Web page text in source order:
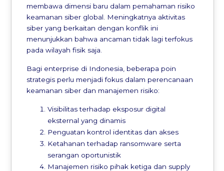
membawa dimensi baru dalam pemahaman risiko
keamanan siber global. Meningkatnya aktivitas
siber yang berkaitan dengan konflik ini
menunjukkan bahwa ancaman tidak lagi terfokus
pada wilayah fisik saja.
Bagi enterprise di Indonesia, beberapa poin
strategis perlu menjadi fokus dalam perencanaan
keamanan siber dan manajemen risiko:
Visibilitas terhadap eksposur digital
eksternal yang dinamis
Penguatan kontrol identitas dan akses
Ketahanan terhadap ransomware serta
serangan oportunistik
Manajemen risiko pihak ketiga dan supply